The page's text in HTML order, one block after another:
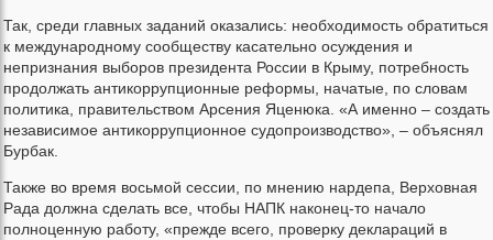
Так, среди главных заданий оказались: необходимость обратиться
к международному сообществу касательно осуждения и
непризнания выборов президента России в Крыму, потребность
продолжать антикоррупционные реформы, начатые, по словам
политика, правительством Арсения Яценюка. «А именно – создать
независимое антикоррупционное судопроизводство», – объяснял
Бурбак.
Также во время восьмой сессии, по мнению нардепа, Верховная
Рада должна сделать все, чтобы НАПК наконец-то начало
полноценную работу, «прежде всего, проверку деклараций в